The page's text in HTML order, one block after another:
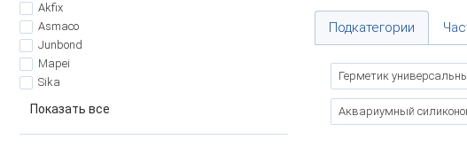
Akfix
Asmaco
Junbond
Mapei
Sika
Показать все
Подкатегории
Герметик
Аквариумный